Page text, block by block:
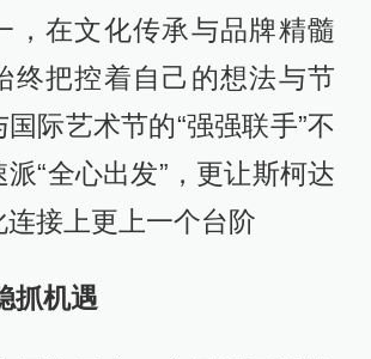
，在文化传承与品牌精髓
终把控着自己的想法与节
际艺术节的“强强联手”不
“全心出发”，更让斯柯达
连接上更上一个台阶
抓机遇